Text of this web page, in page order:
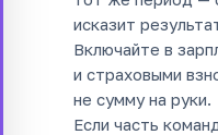
исказит
Включайте в
и страховыми
не сумму на руки.
Если часть